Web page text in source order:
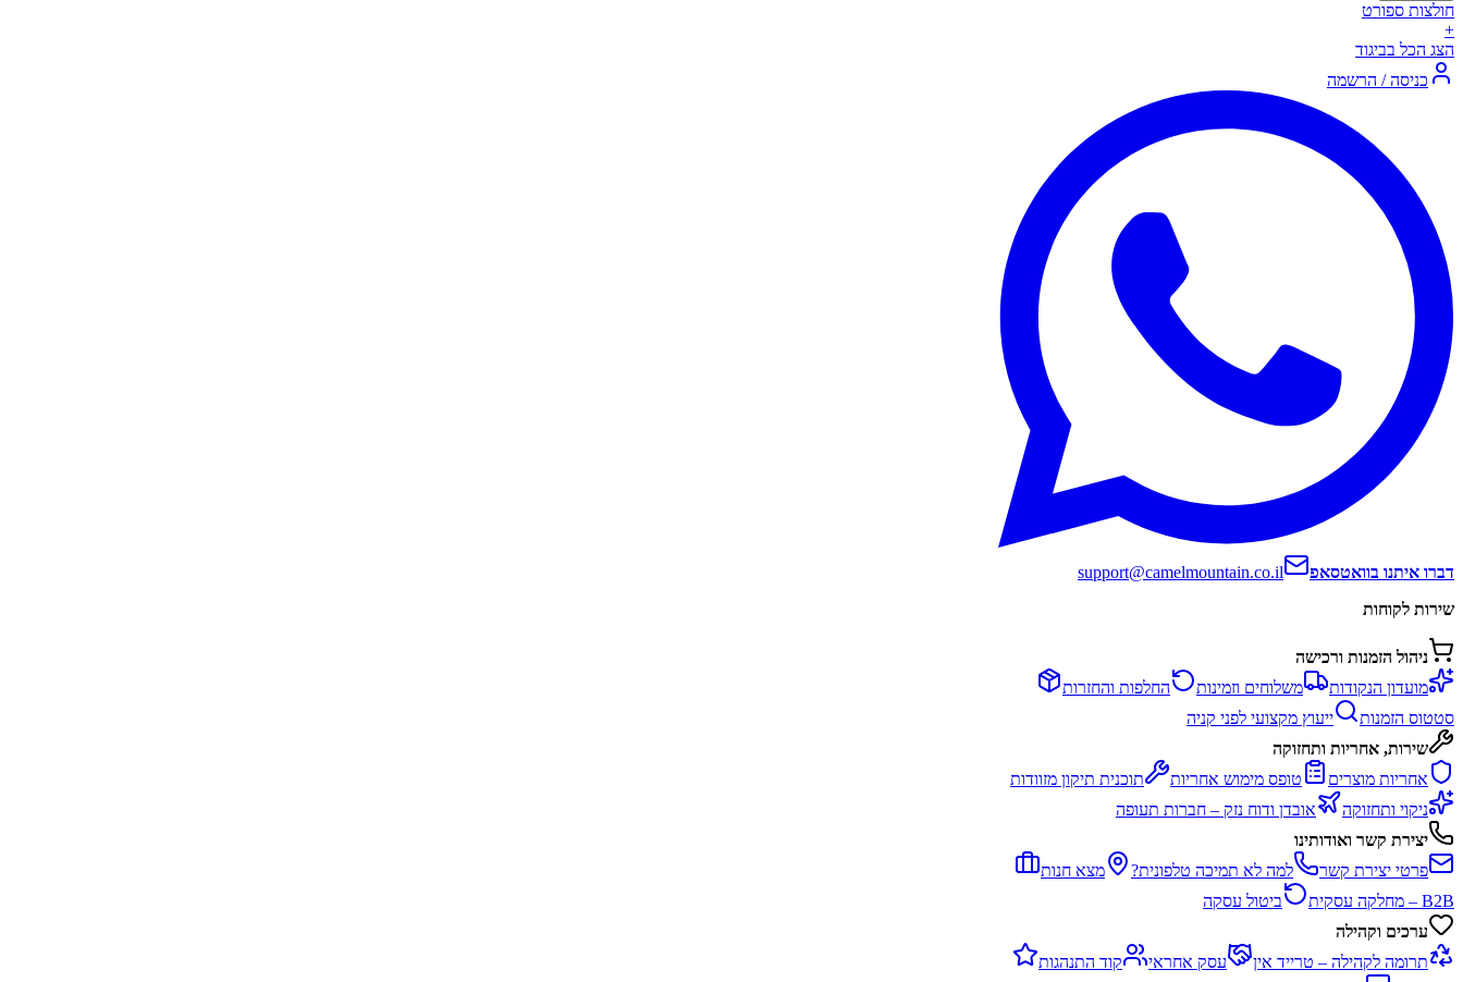
חולצות ספורט
+
הצג הכל בביגוד
כניסה / הרשמה
דברו איתנו בוואטסאפ
support@camelmountain.co.il
שירות לקוחות
ניהול הזמנות ורכישה
מועדון הנקודות
משלוחים וזמינות
החלפות והחזרות
סטטוס הזמנות
ייעוץ מקצועי לפני קניה
שירות, אחריות ותחזוקה
אחריות מוצרים
טופס מימוש אחריות
תוכנית תיקון מזוודות
ניקוי ותחזוקה
אובדן ודוח נזק – חברות תעופה
יצירת קשר ואודותינו
פרטי יצירת קשר
למה לא תמיכה טלפונית?
מצא חנות
B2B – מחלקה עסקית
ביטול עסקה
ערכים וקהילה
תרומה לקהילה – טרייד אין
עסק אחראי
קוד התנהגות